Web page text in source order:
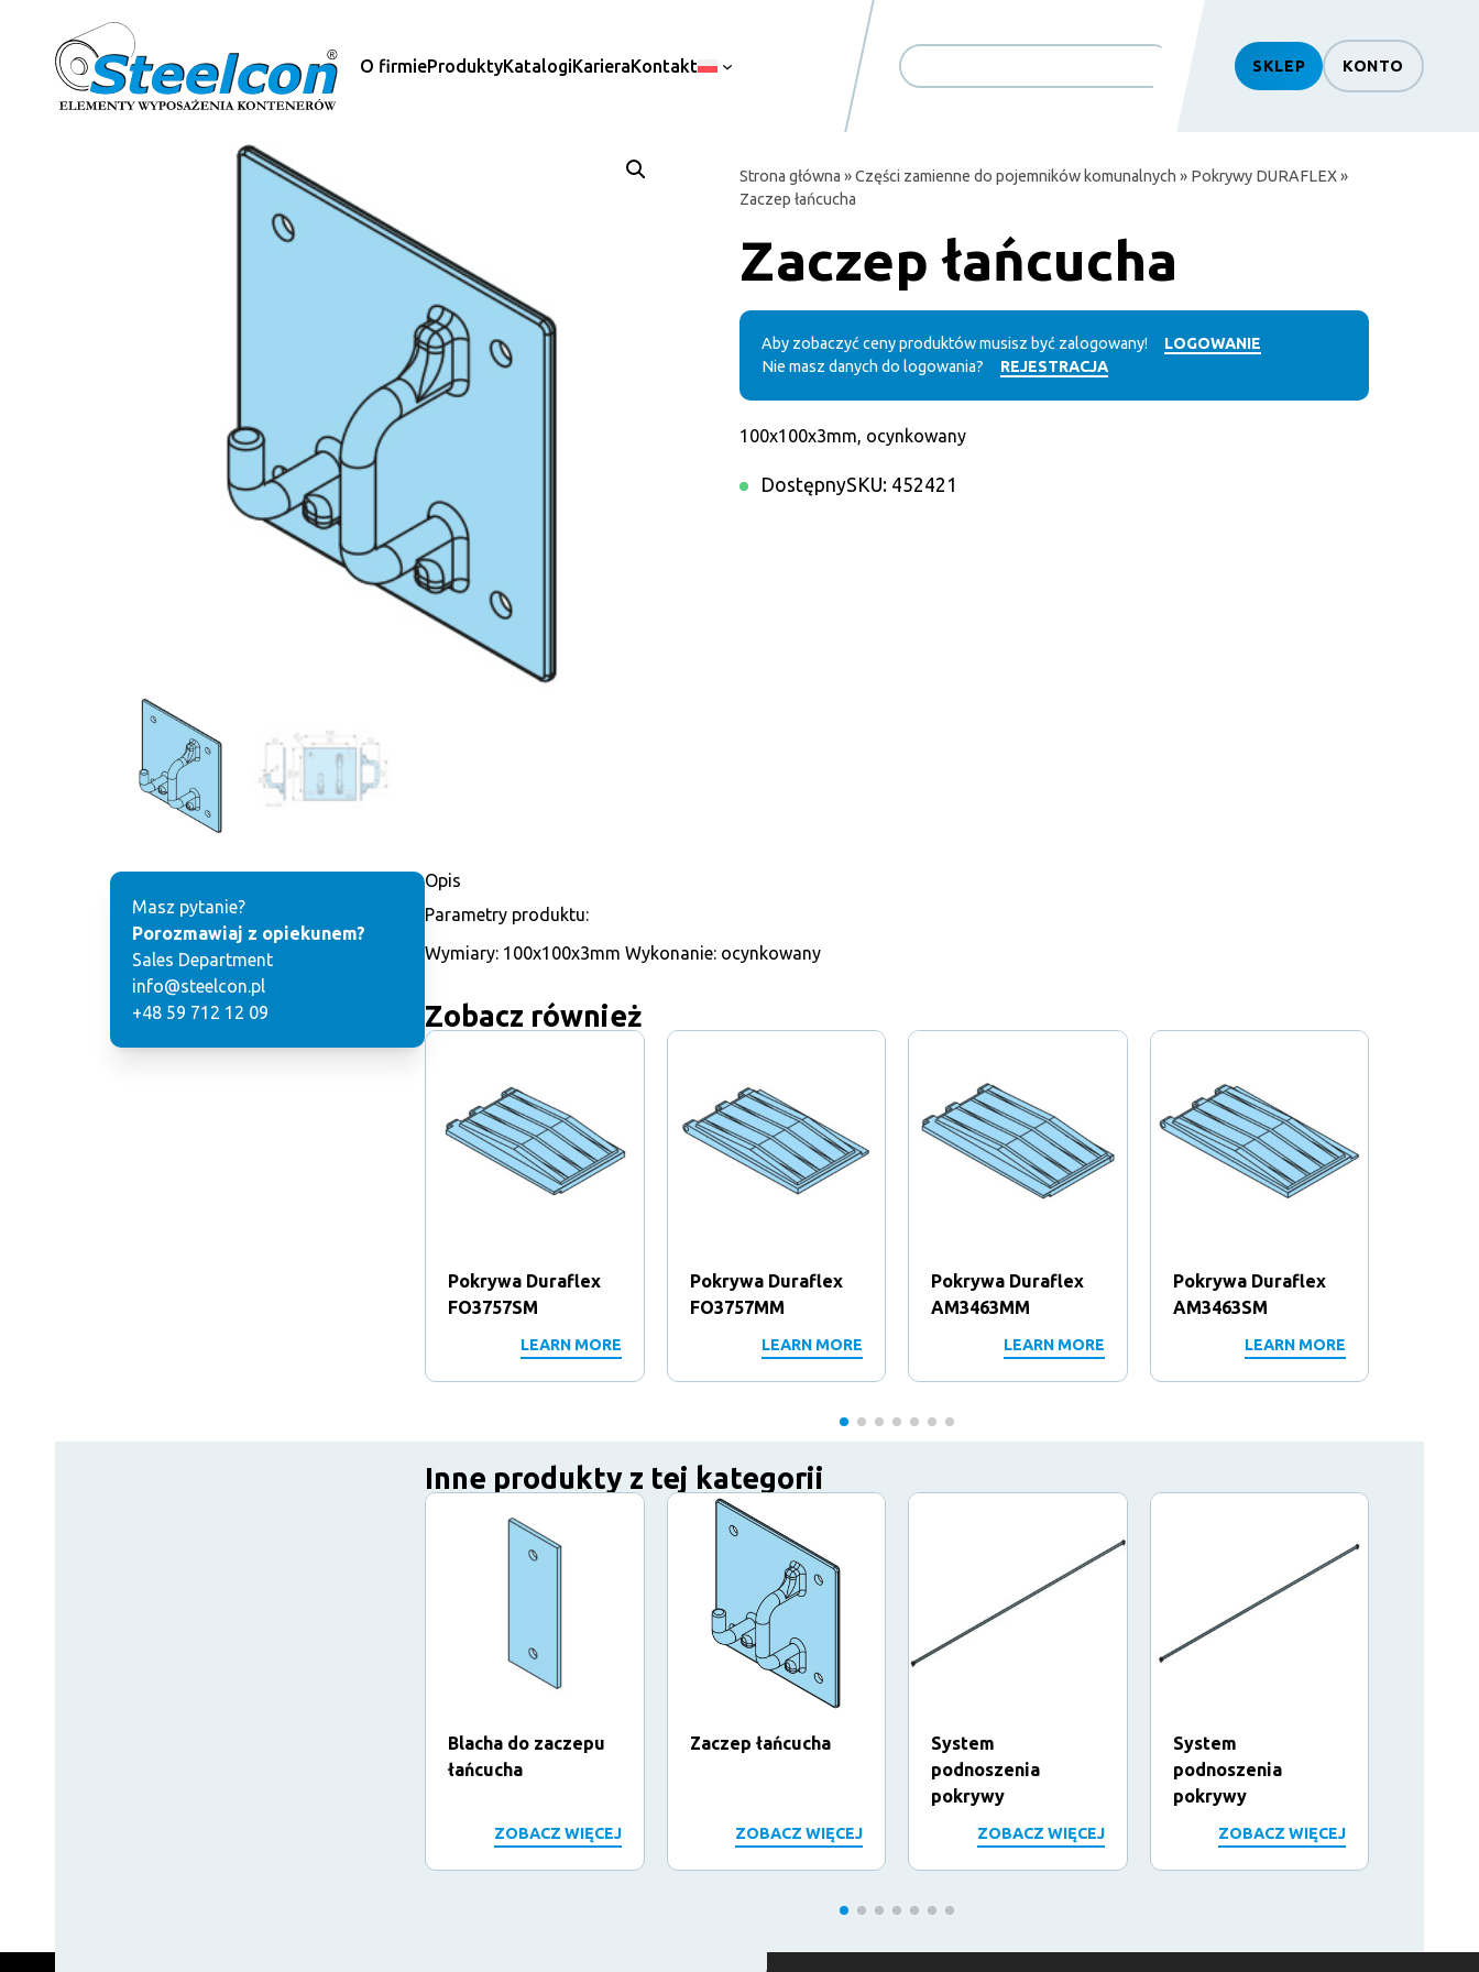
O firmieProduktyKatalogiKarieraKontakt
Search
SKLEP KONTO
Strona główna »Części zamienne do pojemników komunalnych » Pokrywy DURAFLEX»
Zaczep łańcucha
Zaczep łańcucha
Aby zobaczyć ceny produktów musisz być zalogowany!
LOGOWANIE
Nie masz danych do logowania?
REJESTRACJA
100x100x3mm, ocynkowany
DostępnySKU: 452421
Masz pytanie?
Porozmawiaj z opiekunem?
Sales Department
info@steelcon.pl
+48 59 712 12 09
Opis
Parametry produktu:
Wymiary: 100x100x3mm Wykonanie: ocynkowany
Zobacz również
Pokrywa Duraflex
FO3757SM
LEARN MORE
Pokrywa Duraflex
FO3757MM
LEARN MORE
Pokrywa Duraflex
AM3463MM
LEARN MORE
Pokrywa Duraflex
AM3463SM
LEARN MORE
Inne produkty z tej kategorii
Blacha do zaczepu
łańcucha
ZOBACZ WIĘCEJ
Zaczep łańcucha
ZOBACZ WIĘCEJ
System
podnoszenia
pokrywy
ZOBACZ WIĘCEJ
System
podnoszenia
pokrywy
ZOBACZ WIĘCEJ